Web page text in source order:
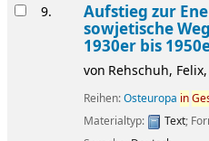
9. Aufstieg zur
sowjetische Weg
1930er bis
von Rehschuh, Felix
Reihen:Osteuropa in
Materialtyp:
Text;